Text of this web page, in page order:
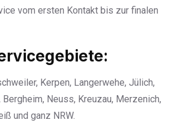
vom ersten Kontakt bis zur finalen
Kerpen, Langerwehe, Jülich,
Neuss, Kreuzau, Merzenich,
und ganz NRW.